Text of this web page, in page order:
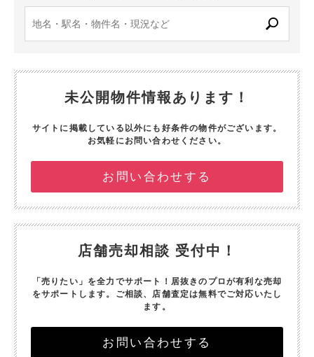
未公開物件情報あります！
サイトに掲載している以外にも好条件の物件がございます。
お気軽にお問い合わせください。
お問い合わせする
店舗売却相談 受付中！
「売りたい」を全力でサポート！ 居抜きのプロが有利な売却
をサポートします。 ご相談、店舗査定は無料でご対応いたし
ます。
お問い合わせする